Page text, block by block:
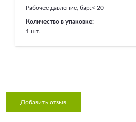
Рабочее давление, бар:< 20
Количество в упаковке:
1 шт.
Добавить отзыв